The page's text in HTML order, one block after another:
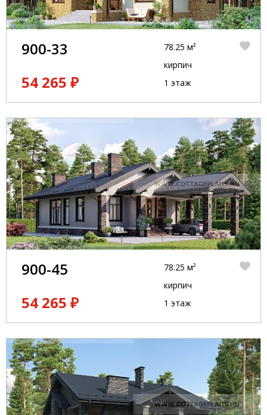
900-33
54 265 ₽
78.25 м²
кирпич
1 этаж
900-45
54 265 ₽
78.25 м²
кирпич
1 этаж